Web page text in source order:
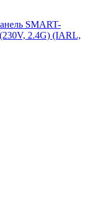
SMART-
2.4G) (IARL,